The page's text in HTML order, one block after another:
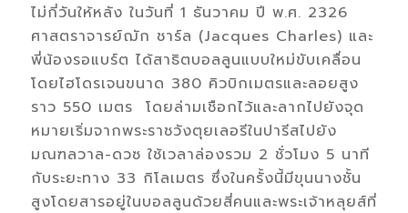
ไม่กี่วันให้หลัง ในวันที่ 1 ธันวาคม ปี พ.ศ. 2326
ศาสตราจารย์ฌัก ชาร์ล (Jacques Charles) และ
พี่น้องรอแบร์ต ได้สาธิตบอลลูนแบบใหม่ขับเคลื่อน
โดยไฮโดรเจนขนาด 380 คิวบิกเมตรและลอยสูง
ราว 550 เมตร โดยล่ามเชือกไว้และลากไปยังจุด
หมายเริ่มจากพระราชวังตุยเลอรีในปารีสไปยัง
มณฑลวาล-ดวซ ใช้เวลาล่องรวม 2 ชั่วโมง 5 นาที
กับระยะทาง 33 กิโลเมตร ซึ่งในครั้งนี้มีขุนนางชั้น
สูงโดยสารอยู่ในบอลลูนด้วยสี่คนและพระเจ้าหลุยส์ที่